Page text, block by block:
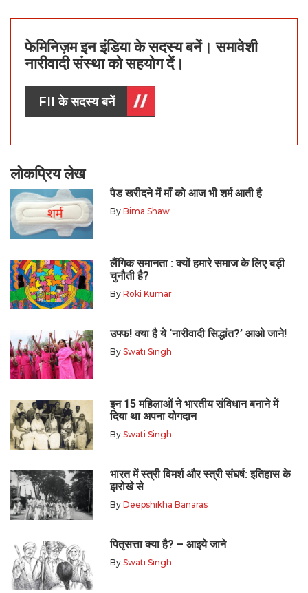
फेमिनिज़म इन इंडिया के सदस्य बनें। समावेशी
नारीवादी संस्था को सहयोग दें।
FII के सदस्य बनें
लोकप्रिय लेख
पैड खरीदने में माँ को आज भी शर्म आती है
By Bima Shaw
लैंगिक समानता : क्यों हमारे समाज के लिए बड़ी
चुनौती है?
By Roki Kumar
उफ्फ! क्या है ये ‘नारीवादी सिद्धांत?’ आओ जाने!
By Swati Singh
इन 15 महिलाओं ने भारतीय संविधान बनाने में
दिया था अपना योगदान
By Swati Singh
भारत में स्त्री विमर्श और स्त्री संघर्ष: इतिहास के
झरोखे से
By Deepshikha Banaras
पितृसत्ता क्या है? – आइये जाने
By Swati Singh